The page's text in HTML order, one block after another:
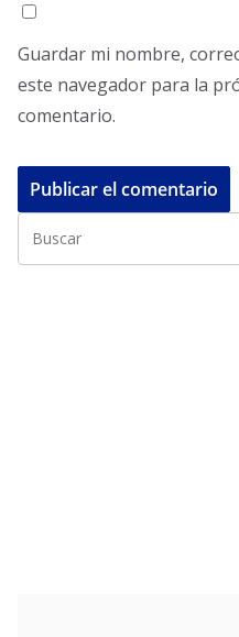
Guardar mi nombre,
este navegador para la
comentario.